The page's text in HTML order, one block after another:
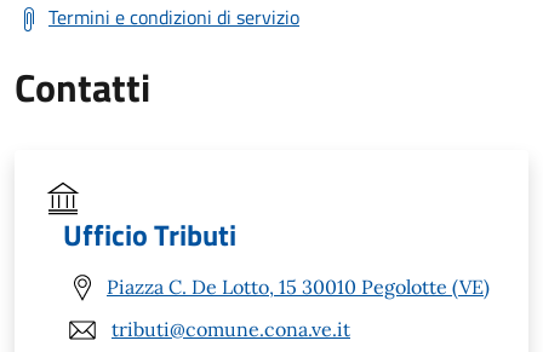
Termini e condizioni di servizio
Contatti
Ufficio Tributi
Piazza C. De Lotto, 15 30010 Pegolotte (VE)
tributi@comune.cona.ve.it